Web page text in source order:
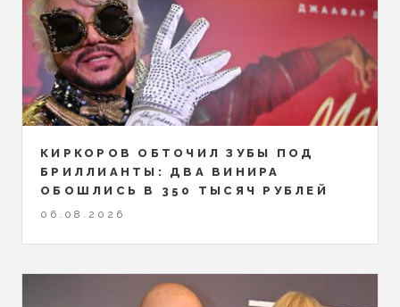
КИРКОРОВ ОБТОЧИЛ ЗУБЫ ПОД
БРИЛЛИАНТЫ: ДВА ВИНИРА
ОБОШЛИСЬ В 350 ТЫСЯЧ РУБЛЕЙ
06.08.2026